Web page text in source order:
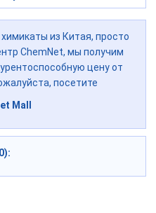
из Китая, просто
ChemNet, мы получим
цену от
посетите
Mall